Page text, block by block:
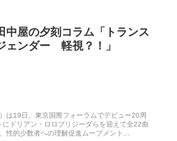
中屋の夕刻コラム「トランス
ェンダー 軽視？！」
19日、東京国際フォーラムでデビュー20周
ドリアン・ロロブリジーダらを迎えて全22曲
性的少数者への理解促進ムーブメント...